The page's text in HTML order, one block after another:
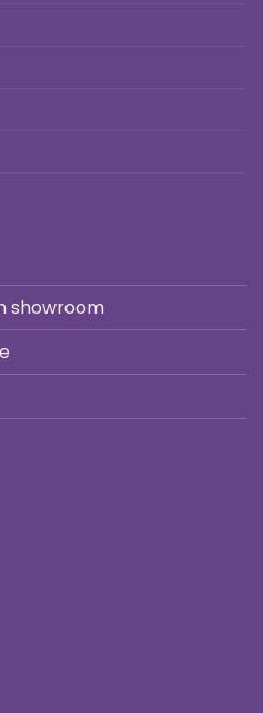
showroom